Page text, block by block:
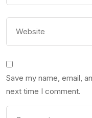
Save my name, email,
next time I comment.